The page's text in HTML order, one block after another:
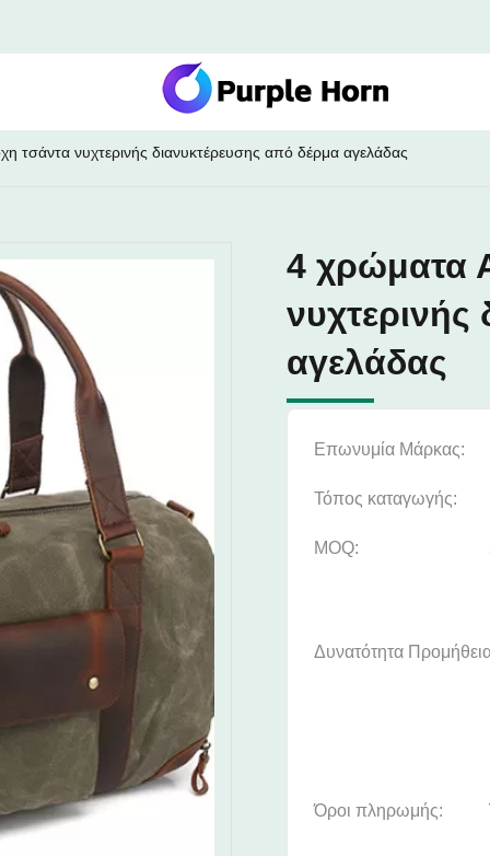
τσάντα νυχτερινής διανυκτέρευσης από δέρμα αγελάδας
4 χρώματα
αγελάδας
Επωνυμία Μάρκας:
Τόπος καταγωγής:
MOQ:
Δυνατότητα
Όροι πληρωμής: